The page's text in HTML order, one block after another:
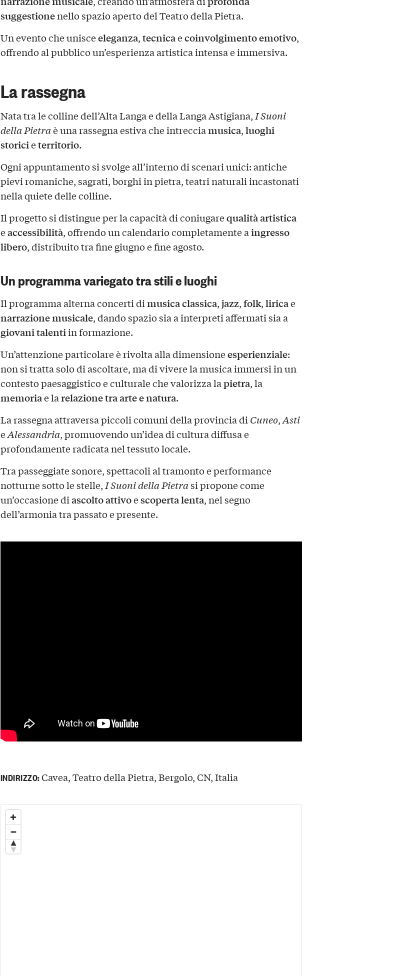
suggestionenello spazio aperto del Teatro della Pietra.
Un evento che unisceeleganza,tecnicaecoinvolgimento emotivo,
offrendo al pubblico un’esperienza artistica intensa e immersiva.
La rassegna
Nata tra le colline dell’Alta Langa e della Langa Astigiana,I Suoni
della Pietraè una rassegna estiva che intrecciamusica,luoghi
storicieterritorio.
Ogni appuntamento si svolge all’interno di scenari unici: antiche
pievi romaniche, sagrati, borghi in pietra, teatri naturali incastonati
nella quiete delle colline.
Il progetto si distingue per la capacità di coniugarequalità artistica
eaccessibilità, offrendo un calendario completamente aingresso
libero, distribuito tra fine giugno e fine agosto.
Un programma variegato tra stili e luoghi
Il programma alterna concerti dimusica classica,jazz,folk,liricae
narrazione musicale, dando spazio sia a interpreti affermati sia a
giovani talentiin formazione.
Un’attenzione particolare è rivolta alla dimensioneesperienziale:
non si tratta solo di ascoltare, ma di vivere la musica immersi in un
contesto paesaggistico e culturale che valorizza lapietra, la
memoriae larelazione tra arte e natura.
La rassegna attraversa piccoli comuni della provincia di Cuneo,Asti
eAlessandria, promuovendo un’idea di cultura diffusa e
profondamente radicata nel tessuto locale.
Tra passeggiate sonore, spettacoli al tramonto e performance
notturne sotto le stelle, I Suoni della Pietrasi propone come
un’occasione diascolto attivoescoperta lenta, nel segno
dell’armonia tra passato e presente.
INDIRIZZO:Cavea, Teatro della Pietra, Bergolo, CN, Italia